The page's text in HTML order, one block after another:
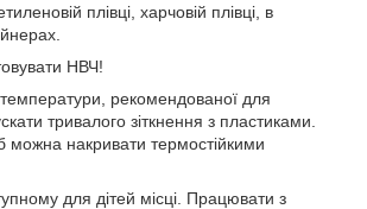
плівці, харчовій плівці, в
НВЧ!
рекомендованої для
тривалого зіткнення з пластиками.
можна накривати термостійкими
для дітей місці. Працювати з